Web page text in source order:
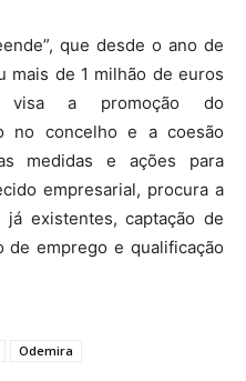
que desde o ano de
mais de 1 milhão de euros
visa a promoção do
no concelho e a coesão
medidas e ações para
empresarial, procura a
já existentes, captação de
de emprego e qualificação
Odemira